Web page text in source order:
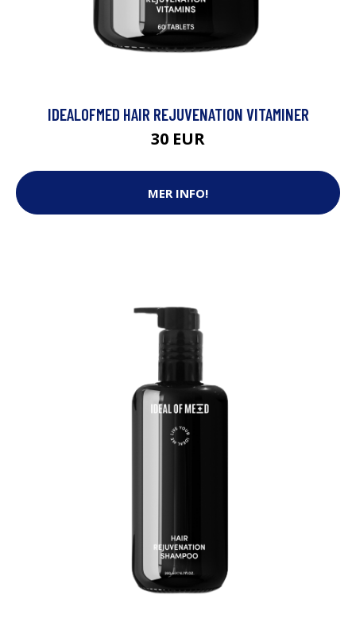
IDEALOFMED HAIR REJUVENATION VITAMINER
30 EUR
MER INFO!